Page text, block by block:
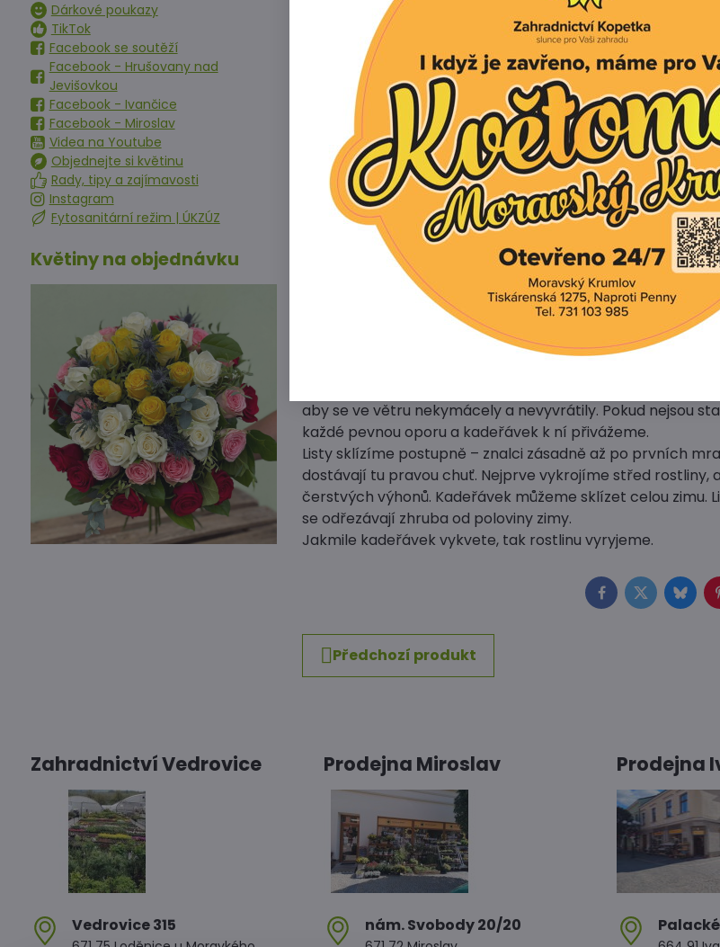
Popis
Raný výnosný polovysoký kadeřávek, odolný vybíhání do
proti mrazům. Listy jsou zkadeřené, křehké a jemné.
Jak pěstovat kadeřávek:
Kadeřávky se nejlépe pěstují na propustných, středně
půdách, důkladně vyhnojených a spíše zásaditých. Zhruba
výsadbou pravého kadeřávku nebo výsevem sibiřského
kompost nebo granulovaný hnůj.
Pěstuje se jako následná plodina, takže pro výsev nebo
plochy po raných kedlubnách, salátech, hrachu nebo
Semena kadeřávku vyséváme v od března do dubna do
sazeničky vyjednotíme na 8 cm, aby měly dost místa a
aby se ve větru nekymácely a nevyvrátily. Pokud nejsou
každé pevnou oporu a kadeřávek k ní přivážeme.
Listy sklízíme postupně – znalci zásadně až po prvních
dostávají tu pravou chuť. Nejprve vykrojíme střed rostliny,
čerstvých výhonů. Kadeřávek můžeme sklízet celou zimu.
se odřezávají zhruba od poloviny zimy.
Jakmile kadeřávek vykvete, tak rostlinu vyryjeme.
Facebook
Twitter
Předchozí produkt
Dárkové poukazy
TikTok
Facebook se soutěží
Facebook - Hrušovany nad
Jevišovkou
Facebook - Ivančice
Facebook - Miroslav
Videa na Youtube
Objednejte si květinu
Rady, tipy a zajímavosti
Instagram
Fytosanitární režim | ÚKZÚZ
Květiny na objednávku
Zahradnictví Vedrovice
Vedrovice 315
Prodejna Miroslav
nám​. Svobody 20/20
Prodejna